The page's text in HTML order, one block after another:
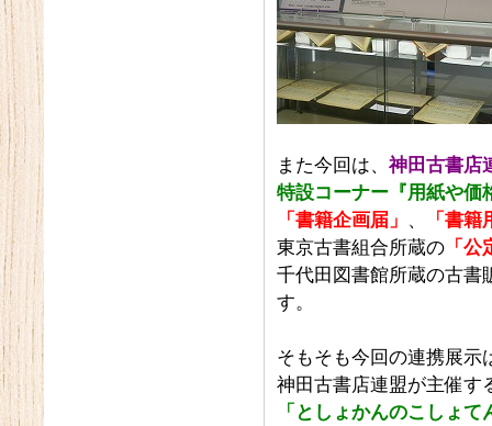
また今回は、神田古書店
特設コーナー『用紙や価
「書籍企画届」 、
「書
東京古書組合所蔵の 「
千代田図書館所蔵の古書
す。
そもそも今回の連携展示
神田古書店連盟が主催す
「としょかんのこしょて